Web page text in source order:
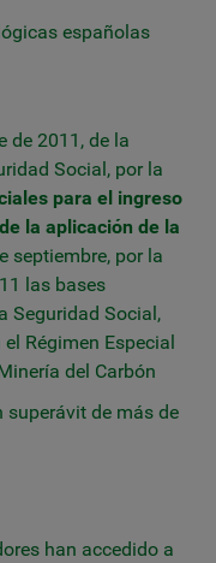
españolas
de 2011, de la
Social, por la
para el ingreso
la aplicación de la
septiembre, por la
las bases
Seguridad Social,
Régimen Especial
del Carbón
superávit de más de
han accedido a